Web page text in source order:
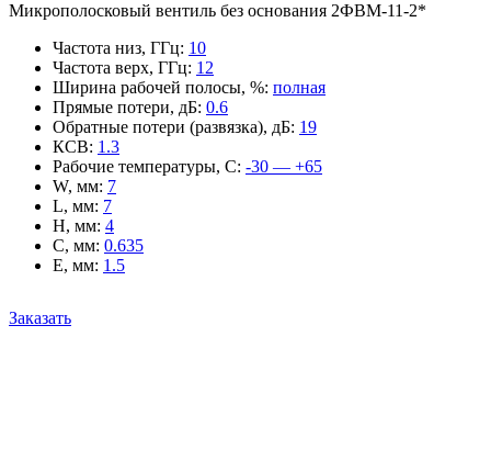
Микрополосковый вентиль без основания 2ФВМ-11-2*
Частота низ, ГГц: 10
Частота верх, ГГц: 12
Ширина рабочей полосы, %: полная
Прямые потери, дБ: 0.6
Обратные потери (развязка), дБ: 19
КСВ: 1.3
Рабочие температуры, С: -30 — +65
W, мм: 7
L, мм: 7
H, мм: 4
C, мм: 0.635
E, мм: 1.5
Заказать